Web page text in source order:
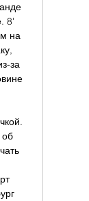
8'
на
за
об